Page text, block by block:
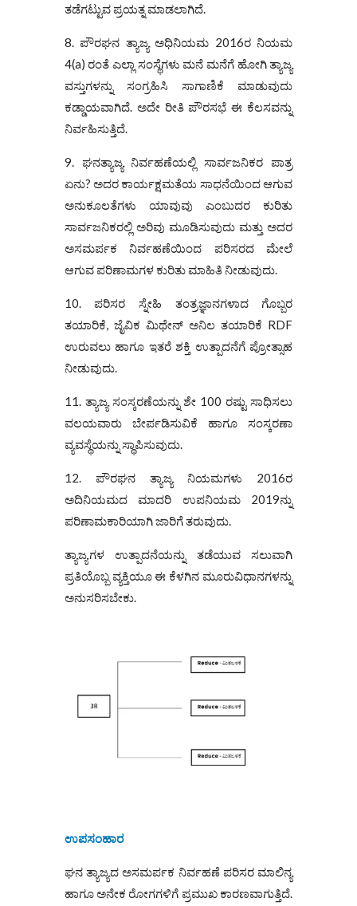
ತಡೆಗಟ್ಟುವ ಪ್ರಯತ್ನ ಮಾಡಲಾಗಿದೆ.
8. ಪೌರಘನ ತ್ಯಾಜ್ಯ ಅಧಿನಿಯಮ 2016ರ ನಿಯಮ
4(a) ರಂತೆ ಎಲ್ಲಾ ಸಂಸ್ಥೆಗಳು ಮನೆ ಮನೆಗೆ ಹೋಗಿ ತ್ಯಾಜ್ಯ
ವಸ್ತುಗಳನ್ನು ಸಂಗ್ರಹಿಸಿ ಸಾಗಾಣಿಕೆ ಮಾಡುವುದು
ಕಡ್ಡಾಯವಾಗಿದೆ. ಅದೇ ರೀತಿ ಪೌರಸಭೆ ಈ ಕೆಲಸವನ್ನು
ನಿರ್ವಹಿಸುತ್ತಿದೆ.
9. ಘನತ್ಯಾಜ್ಯ ನಿರ್ವಹಣೆಯಲ್ಲಿ ಸಾರ್ವಜನಿಕರ ಪಾತ್ರ
ಏನು? ಅದರ ಕಾರ್ಯಕ್ಷಮತೆಯ ಸಾಧನೆಯಿಂದ ಆಗುವ
ಅನುಕೂಲತೆಗಳು ಯಾವುವು ಎಂಬುದರ ಕುರಿತು
ಸಾರ್ವಜನಿಕರಲ್ಲಿ ಅರಿವು ಮೂಡಿಸುವುದು ಮತ್ತು ಅದರ
ಅಸಮರ್ಪಕ ನಿರ್ವಹಣೆಯಿಂದ ಪರಿಸರದ ಮೇಲೆ
ಆಗುವ ಪರಿಣಾಮಗಳ ಕುರಿತು ಮಾಹಿತಿ ನೀಡುವುದು.
10. ಪರಿಸರ ಸ್ನೇಹಿ ತಂತ್ರಜ್ಞಾನಗಳಾದ ಗೊಬ್ಬರ
ತಯಾರಿಕೆ, ಜೈವಿಕ ಮಿಥೇನ್ ಅನಿಲ ತಯಾರಿಕೆ RDF
ಉರುವಲು ಹಾಗೂ ಇತರೆ ಶಕ್ತಿ ಉತ್ಪಾದನೆಗೆ ಪ್ರೋತ್ಸಾಹ
ನೀಡುವುದು.
11. ತ್ಯಾಜ್ಯ ಸಂಸ್ಕರಣೆಯನ್ನು ಶೇ 100 ರಷ್ಟು ಸಾಧಿಸಲು
ವಲಯವಾರು ಬೇರ್ಪಡಿಸುವಿಕೆ ಹಾಗೂ ಸಂಸ್ಕರಣಾ
ವ್ಯವಸ್ಥೆಯನ್ನು ಸ್ಥಾಪಿಸುವುದು.
12. ಪೌರಘನ ತ್ಯಾಜ್ಯ ನಿಯಮಗಳು 2016ರ
ಅದಿನಿಯಮದ ಮಾದರಿ ಉಪನಿಯಮ 2019ನ್ನು
ಪರಿಣಾಮಕಾರಿಯಾಗಿ ಜಾರಿಗೆ ತರುವುದು.
ತ್ಯಾಜ್ಯಗಳ ಉತ್ಪಾದನೆಯನ್ನು ತಡೆಯುವ ಸಲುವಾಗಿ
ಪ್ರತಿಯೊಬ್ಬ ವ್ಯಕ್ತಿಯೂ ಈ ಕೆಳಗಿನ ಮೂರುವಿಧಾನಗಳನ್ನು
ಅನುಸರಿಸಬೇಕು.
ಉಪಸಂಹಾರ
ಘನ ತ್ಯಾಜ್ಯದ ಅಸಮರ್ಪಕ ನಿರ್ವಹಣೆ ಪರಿಸರ ಮಾಲಿನ್ಯ
ಹಾಗೂ ಅನೇಕ ರೋಗಗಳಿಗೆ ಪ್ರಮುಖ ಕಾರಣವಾಗುತ್ತಿದೆ.